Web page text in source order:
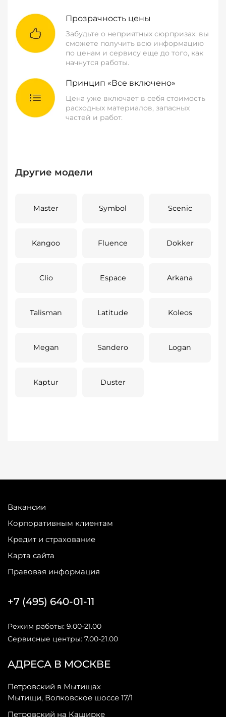
Прозрачность цены
Забудьте о неприятных сюрпризах: вы
сможете получить всю информацию
по ценам и сервису еще до того, как
начнутся работы.
Принцип «Все включено»
Цена уже включает в себя стоимость
расходных материалов, запасных
частей и работ.
Другие модели
Master Symbol Scenic
Kangoo Fluence Dokker
Clio Espace Arkana
Talisman Latitude Koleos
Megan Sandero Logan
Kaptur Duster
Вакансии
Корпоративным клиентам
Кредит и страхование
Карта сайта
Правовая информация
АДРЕСА В МОСКВЕ
Петровский в Мытищах
Мытищи, Волковское шоссе 17/1
Петровский на Каширке
+7 (495) 640-01-11
Режим работы: 9.00-21.00
Сервисные центры: 7.00-21.00